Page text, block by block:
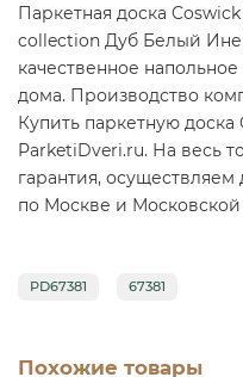
Паркетная доска
collection Дуб Белый Иней
качественное
дома. Производство
Купить паркетную доска
ParketiDveri.ru. На весь
гарантия,
по Москве и Московской
PD67381 67381
Похожие товары